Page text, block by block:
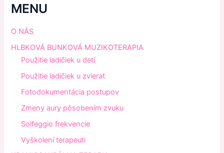
MENU
O NÁS
HLBKOVÁ BUNKOVÁ MUZIKOTERAPIA
Použitie ladičiek u detí
Použitie ladičiek u zvierat
Fotodokumentácia postupov
Zmeny aury pôsobením zvuku
Solfeggio frekvencie
Vyškolení terapeuti